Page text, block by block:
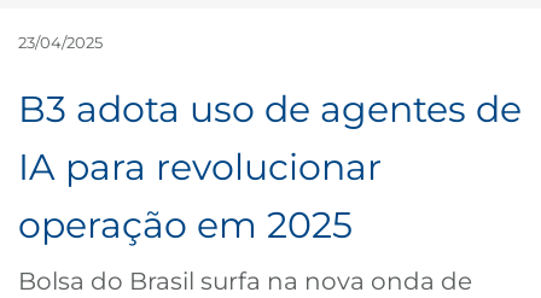
Índices
Soluções
Regulação
Dados
23/04/2025
B3 adota uso de agentes de
IA para revolucionar
operação em 2025
Bolsa do Brasil surfa na nova onda de